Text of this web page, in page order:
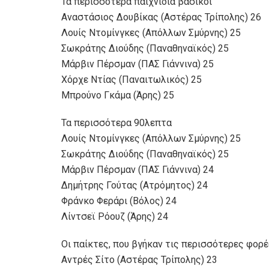
Αναστάσιος Δουβίκας (Αστέρας Τρίπολης) 26
Λουίς Ντομίνγκες (Απόλλων Σμύρνης) 25
Σωκράτης Διούδης (Παναθηναϊκός) 25
Μάρβιν Πέρσμαν (ΠΑΣ Γιάννινα) 25
Χόρχε Ντίας (Παναιτωλικός) 25
Μπρούνο Γκάμα (Άρης) 25
Τα περισσότερα 90λεπτα
Λουίς Ντομίνγκες (Απόλλων Σμύρνης) 25
Σωκράτης Διούδης (Παναθηναϊκός) 25
Μάρβιν Πέρσμαν (ΠΑΣ Γιάννινα) 24
Δημήτρης Γούτας (Ατρόμητος) 24
Φράνκο Φεράρι (Βόλος) 24
Λίντσεϊ Ρόουζ (Άρης) 24
Οι παίκτες, που βγήκαν τις περισσότερες
Αντρές Σίτο (Αστέρας Τρίπολης) 23